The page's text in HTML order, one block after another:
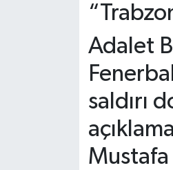
Adalet
saldırı
Mustafa